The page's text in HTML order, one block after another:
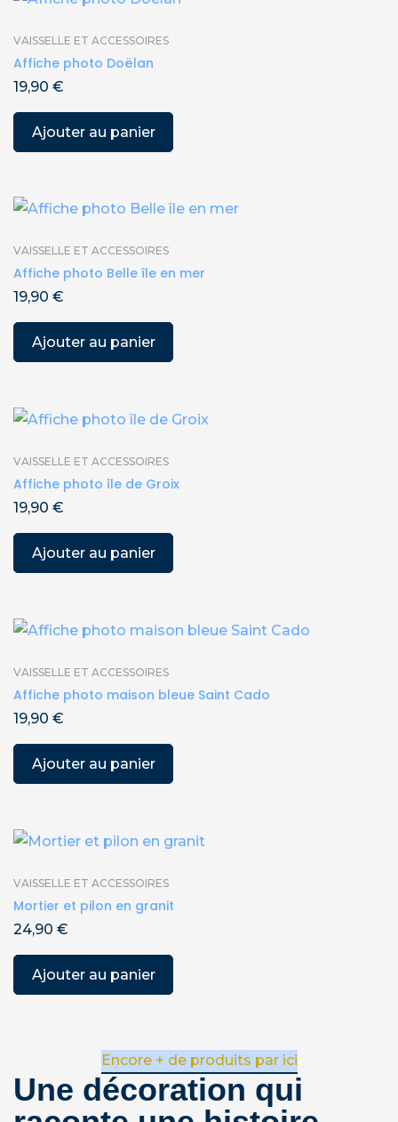
VAISSELLE ET ACCESSOIRES
Affiche photo Doëlan
19,90 €
Ajouter au panier
VAISSELLE ET ACCESSOIRES
Affiche photo Belle île en mer
19,90 €
Ajouter au panier
VAISSELLE ET ACCESSOIRES
Affiche photo île de Groix
19,90 €
Ajouter au panier
VAISSELLE ET ACCESSOIRES
Affiche photo maison bleue Saint Cado
19,90 €
Ajouter au panier
VAISSELLE ET ACCESSOIRES
Mortier et pilon en granit
24,90 €
Ajouter au panier
Encore + de produits par ici
Une décoration qui